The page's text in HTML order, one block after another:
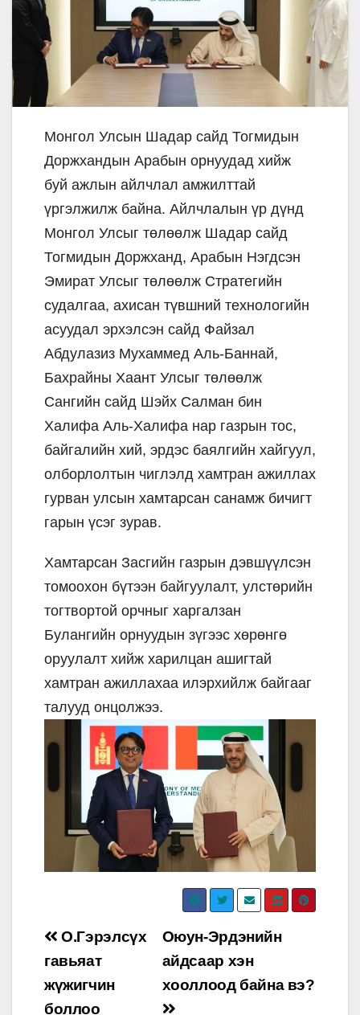
Монгол Улсын Шадар сайд Тогмидын
Доржхандын Арабын орнуудад хийж
буй ажлын айлчлал амжилттай
үргэлжилж байна. Айлчлалын үр дүнд
Монгол Улсыг төлөөлж Шадар сайд
Тогмидын Доржханд, Арабын Нэгдсэн
Эмират Улсыг төлөөлж Стратегийн
судалгаа, ахисан түвшний технологийн
асуудал эрхэлсэн сайд Файзал
Абдулазиз Мухаммед Аль-Баннай,
Бахрайны Хаант Улсыг төлөөлж
Сангийн сайд Шэйх Салман бин
Халифа Аль-Халифа нар газрын тос,
байгалийн хий, эрдэс баялгийн хайгуул,
олборлолтын чиглэлд хамтран ажиллах
гурван улсын хамтарсан санамж бичигт
гарын үсэг зурав.
Хамтарсан Засгийн газрын дэвшүүлсэн
томоохон бүтээн байгуулалт, улстөрийн
тогтвортой орчныг харгалзан
Булангийн орнуудын зүгээс хөрөнгө
оруулалт хийж харилцан ашигтай
хамтран ажиллахаа илэрхийлж байгааг
талууд онцолжээ.
Post
navigation
Оюун-Эрдэнийн
айдсаар хэн
хооллоод байна вэ?
О.Гэрэлсүх
гавьяат
жүжигчин
боллоо